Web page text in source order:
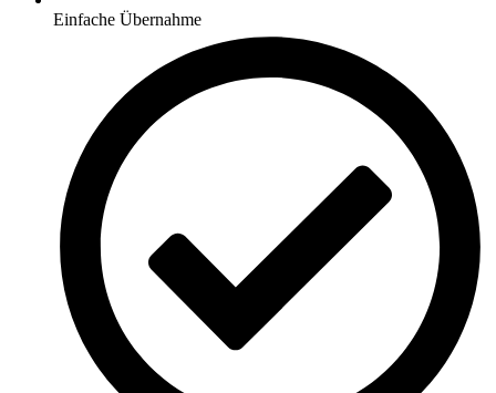
Einfache Übernahme